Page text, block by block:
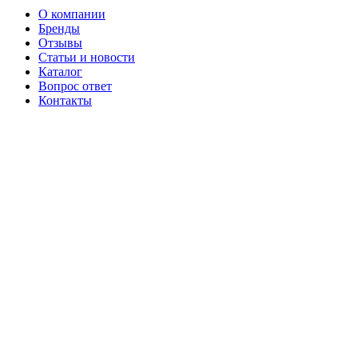
О компании
Бренды
Отзывы
Статьи и новости
Каталог
Вопрос ответ
Контакты